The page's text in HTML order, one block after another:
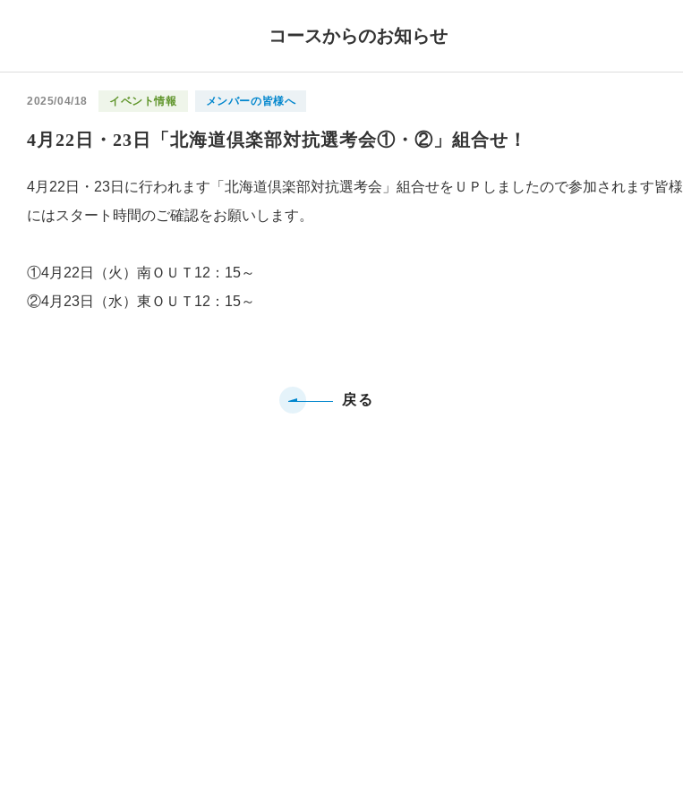
コースからのお知らせ
2025/04/18 イベント情報 メンバーの皆様へ
4月22日・23日「北海道倶楽部対抗選考会①・②」組合せ！
4月22日・23日に行われます「北海道倶楽部対抗選考会」組合せをＵＰしましたので参加されます皆様
にはスタート時間のご確認をお願いします。
①4月22日（火）南ＯＵＴ12：15～
②4月23日（水）東ＯＵＴ12：15～
戻る